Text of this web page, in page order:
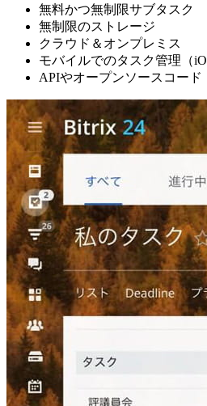
無料かつ無制限サブタスク
無制限のストレージ
クラウド＆オンプレミス
モバイルでのタスク管理（
APIやオープンソースコード